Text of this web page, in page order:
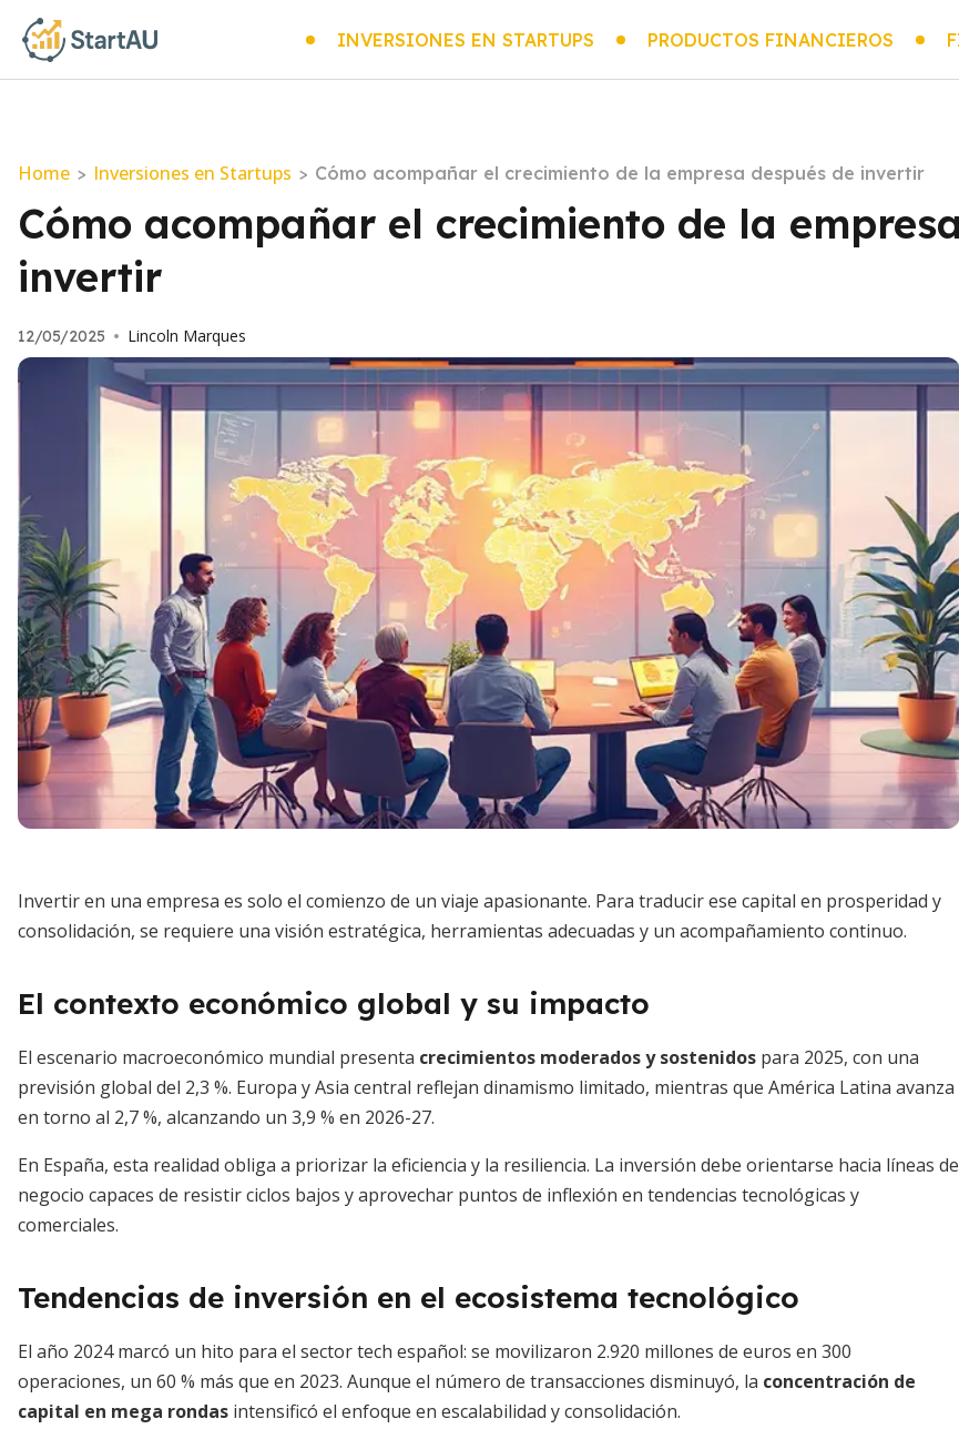
INVERSIONES EN STARTUPS PRODUCTOS FINANCIEROS
Home > Inversiones en Startups > Cómo acompañar el crecimiento de la empresa después de invertir
Cómo acompañar el crecimiento de la
invertir
12/05/2025 • Lincoln Marques
Invertir en una empresa es solo el comienzo de un viaje apasionante. Para traducir ese capital en prosperidad y
consolidación, se requiere una visión estratégica, herramientas adecuadas y un acompañamiento continuo.
El contexto económico global y su impacto
El escenario macroeconómico mundial presenta crecimientos moderados y sostenidos para 2025, con una
previsión global del 2,3 %. Europa y Asia central reflejan dinamismo limitado, mientras que América Latina avanza
en torno al 2,7 %, alcanzando un 3,9 % en 2026-27.
En España, esta realidad obliga a priorizar la eficiencia y la resiliencia. La inversión debe orientarse hacia líneas de
negocio capaces de resistir ciclos bajos y aprovechar puntos de inflexión en tendencias tecnológicas y
comerciales.
Tendencias de inversión en el ecosistema tecnológico
El año 2024 marcó un hito para el sector tech español: se movilizaron 2.920 millones de euros en 300
operaciones, un 60 % más que en 2023. Aunque el número de transacciones disminuyó, la concentración de
capital en mega rondas intensificó el enfoque en escalabilidad y consolidación.